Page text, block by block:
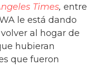
Times, entre
le está dando
al hogar de
hubieran
que fueron